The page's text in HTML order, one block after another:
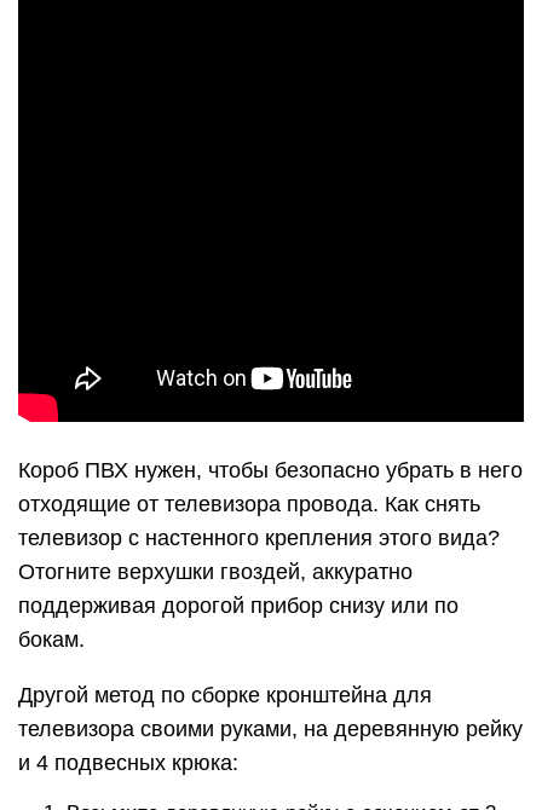
Короб ПВХ нужен, чтобы безопасно убрать в него
отходящие от телевизора провода. Как снять
телевизор с настенного крепления этого вида?
Отогните верхушки гвоздей, аккуратно
поддерживая дорогой прибор снизу или по
бокам.
Другой метод по сборке кронштейна для
телевизора своими руками, на деревянную рейку
и 4 подвесных крюка: